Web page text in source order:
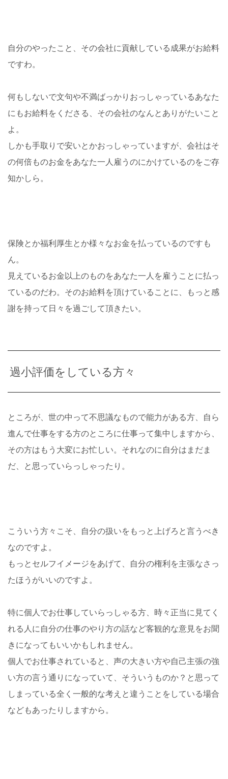
自分のやったこと、その会社に貢献している成果がお給料
ですわ。
何もしないで文句や不満ばっかりおっしゃっているあなた
にもお給料をくださる、その会社のなんとありがたいこと
よ。
しかも手取りで安いとかおっしゃっていますが、会社はそ
の何倍ものお金をあなた一人雇うのにかけているのをご存
知かしら。
保険とか福利厚生とか様々なお金を払っているのですも
ん。
見えているお金以上のものをあなた一人を雇うことに払っ
ているのだわ。そのお給料を頂けていることに、もっと感
謝を持って日々を過ごして頂きたい。
過小評価をしている方々
ところが、世の中って不思議なもので能力がある方、自ら
進んで仕事をする方のところに仕事って集中しますから、
その方はもう大変にお忙しい。それなのに自分はまだま
だ、と思っていらっしゃったり。
こういう方々こそ、自分の扱いをもっと上げろと言うべき
なのですよ。
もっとセルフイメージをあげて、自分の権利を主張なさっ
たほうがいいのですよ。
特に個人でお仕事していらっしゃる方、時々正当に見てく
れる人に自分の仕事のやり方の話など客観的な意見をお聞
きになってもいいかもしれません。
個人でお仕事されていると、声の大きい方や自己主張の強
い方の言う通りになっていて、そういうものか？と思って
しまっている全く一般的な考えと違うことをしている場合
などもあったりしますから。